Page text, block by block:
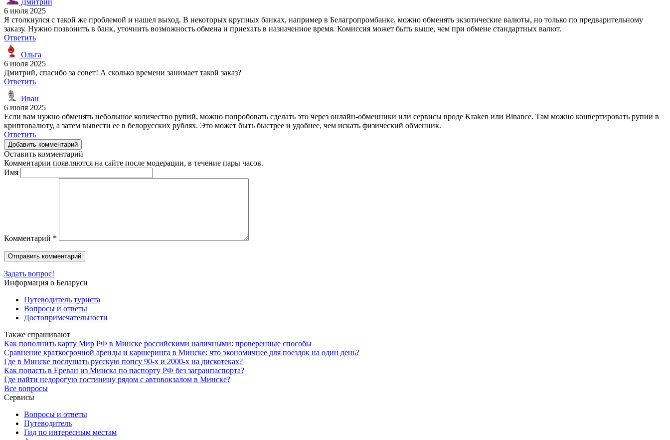
6 июля 2025
Я столкнулся с такой же проблемой и нашел выход. В некоторых крупных банках, например в Белагропромбанке, можно обменять экзотические валюты, но только по предварительному
заказу. Нужно позвонить в банк, уточнить возможность обмена и приехать в назначенное время. Комиссия может быть выше, чем при обмене стандартных валют.
Ответить
Ольга
6 июля 2025
Дмитрий, спасибо за совет! А сколько времени занимает такой заказ?
Ответить
Иван
6 июля 2025
Если вам нужно обменять небольшое количество рупий, можно попробовать сделать это через онлайн-обменники или сервисы вроде Kraken или Binance. Там можно конвертировать рупии в
криптовалюту, а затем вывести ее в белорусских рублях. Это может быть быстрее и удобнее, чем искать физический обменник.
Ответить
Добавить комментарий
Оставить комментарий
Комментарии появляются на сайте после модерации, в течение пары часов.
Имя
Комментарий *
Задать вопрос!
Информация о Беларуси
Путеводитель туриста
Вопросы и ответы
Достопримечательности
Также спрашивают
Как пополнить карту Мир РФ в Минске российскими наличными: проверенные способы
Сравнение краткосрочной аренды и каршеринга в Минске: что экономичнее для поездок на один день?
Где в Минске послушать русскую попсу 90-х и 2000-х на дискотеках?
Как попасть в Ереван из Минска по паспорту РФ без загранпаспорта?
Где найти недорогую гостиницу рядом с автовокзалом в Минске?
Все вопросы
Сервисы
Вопросы и ответы
Путеводитель
Гид по интересным местам